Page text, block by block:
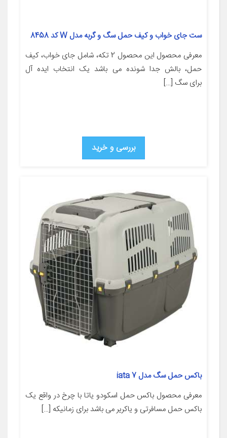
ست جای خواب و کیف حمل سگ و گربه مدل W کد 8458
معرفی محصول این محصول 2 تکه، شامل جای خواب، کیف
حمل، بالش جدا شونده می باشد یک انتخاب ایده آل
برای سگ […]
بررسی و خرید
باکس حمل سگ مدل 7 iata
معرفی محصول باکس حمل اسکودو یاتا با چرخ در واقع یک
باکس حمل مسافرتی و یاکریر می باشد برای زمانیکه […]